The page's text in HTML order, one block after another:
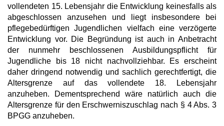
vollendeten 15. Lebensjahr die Entwicklung keinesfalls als
abgeschlossen anzusehen und liegt insbesondere bei
pflegebedürftigen Jugendlichen vielfach eine verzögerte
Entwicklung vor. Die Begründung ist auch in Anbetracht
der nunmehr beschlossenen Ausbildungspflicht für
Jugendliche bis 18 nicht nachvollziehbar. Es erscheint
daher dringend notwendig und sachlich gerechtfertigt, die
Altersgrenze auf das vollendete 18. Lebensjahr
anzuheben. Dementsprechend wäre natürlich auch die
Altersgrenze für den Erschwerniszuschlag nach § 4 Abs. 3
BPGG anzuheben.